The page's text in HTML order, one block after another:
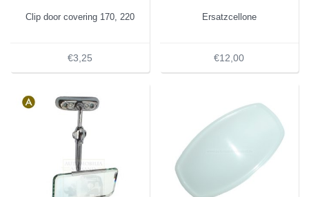
Clip door covering 170, 220
€3,25
Ersatzcellone
€12,00